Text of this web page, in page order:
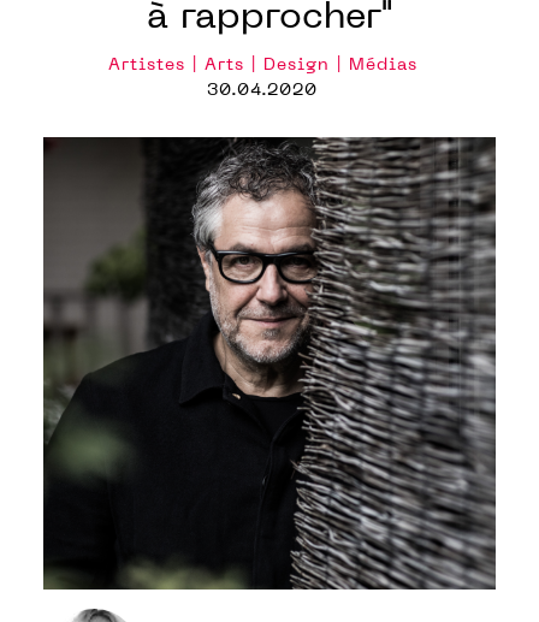
à rapprocher"
Artistes | Arts | Design | Médias
30.04.2020